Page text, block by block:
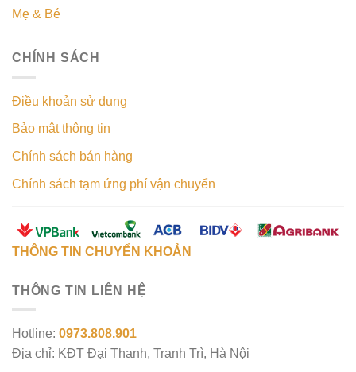
Mẹ & Bé
CHÍNH SÁCH
Điều khoản sử dụng
Bảo mật thông tin
Chính sách bán hàng
Chính sách tạm ứng phí vận chuyển
THÔNG TIN CHUYỂN KHOẢN
THÔNG TIN LIÊN HỆ
Hotline: 0973.808.901
Địa chỉ: KĐT Đại Thanh, Tranh Trì, Hà Nội